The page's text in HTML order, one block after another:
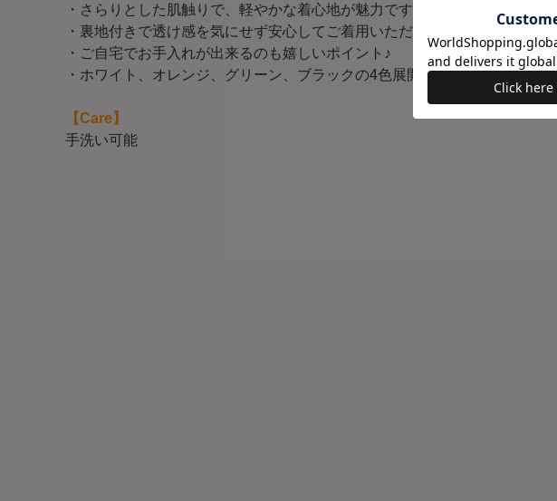
・さらりとした肌触りで、軽やかな着心地が魅力です。
・裏地付きで透け感を気にせず安心してご着用いただけます。
・ご自宅でお手入れが出来るのも嬉しいポイント♪
・ホワイト、オレンジ、グリーン、ブラックの4色展開となります。
【Care】
手洗い可能